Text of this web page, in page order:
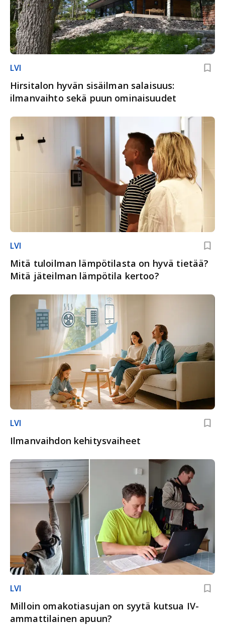
LVI
Hirsitalon hyvän sisäilman salaisuus:
ilmanvaihto sekä puun ominaisuudet
LVI
Mitä tuloilman lämpötilasta on hyvä tietää?
Mitä jäteilman lämpötila kertoo?
LVI
Ilmanvaihdon kehitysvaiheet
LVI
Milloin omakotiasujan on syytä kutsua IV-
ammattilainen apuun?